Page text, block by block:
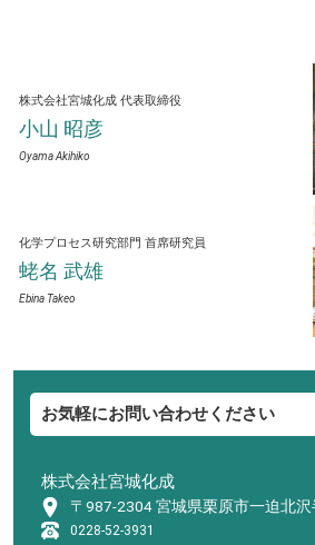
株式会社宮城化成 代表取締役
小山 昭彦
Oyama Akihiko
化学プロセス研究部門 首席研究員
蛯名 武雄
Ebina Takeo
お気軽にお問い合わせください
株式会社宮城化成
〒987-2304 宮城県栗原市一迫北
0228-52-3931